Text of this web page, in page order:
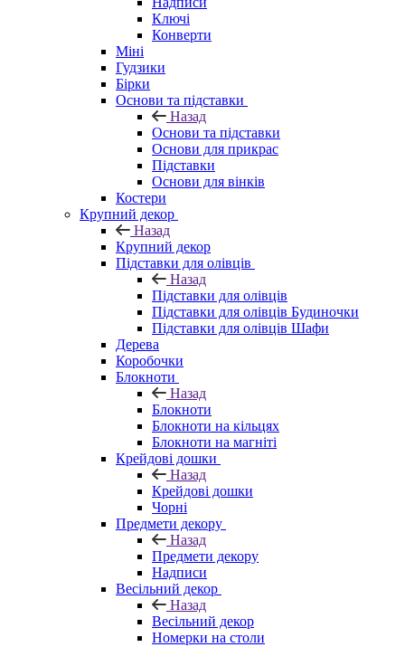
Ключі
Конверти
Міні
Гудзики
Бірки
Основи та підставки
Назад
Основи та підставки
Основи для прикрас
Підставки
Основи для вінків
Костери
Крупний декор
Назад
Крупний декор
Підставки для олівців
Назад
Підставки для олівців
Підставки для олівців Будиночки
Підставки для олівців Шафи
Дерева
Коробочки
Блокноти
Назад
Блокноти
Блокноти на кільцях
Блокноти на магніті
Крейдові дошки
Назад
Крейдові дошки
Чорні
Предмети декору
Назад
Предмети декору
Надписи
Весільний декор
Назад
Весільний декор
Номерки на столи